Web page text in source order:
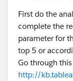
First do the
complete the
parameter for
top 5 or
Go through
http://